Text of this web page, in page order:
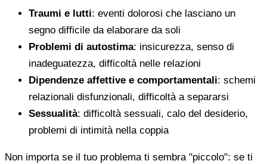
Traumi e lutti: eventi dolorosi che lasciano un
segno difficile da elaborare da soli
Problemi di autostima: insicurezza, senso di
inadeguatezza, difficoltà nelle relazioni
Dipendenze affettive e comportamentali: schemi
relazionali disfunzionali, difficoltà a separarsi
Sessualità: difficoltà sessuali, calo del desiderio,
problemi di intimità nella coppia
Non importa se il tuo problema ti sembra "piccolo": se ti